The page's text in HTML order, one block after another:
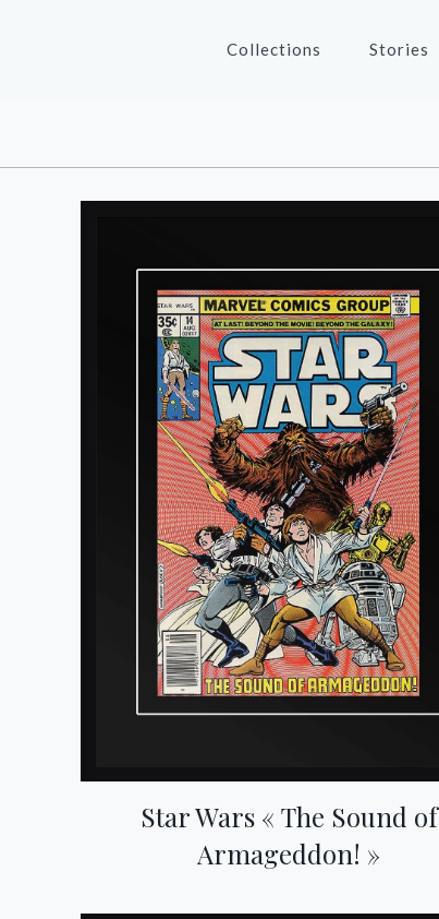
Collections Stories
Star Wars « The Sound of
Armageddon! »